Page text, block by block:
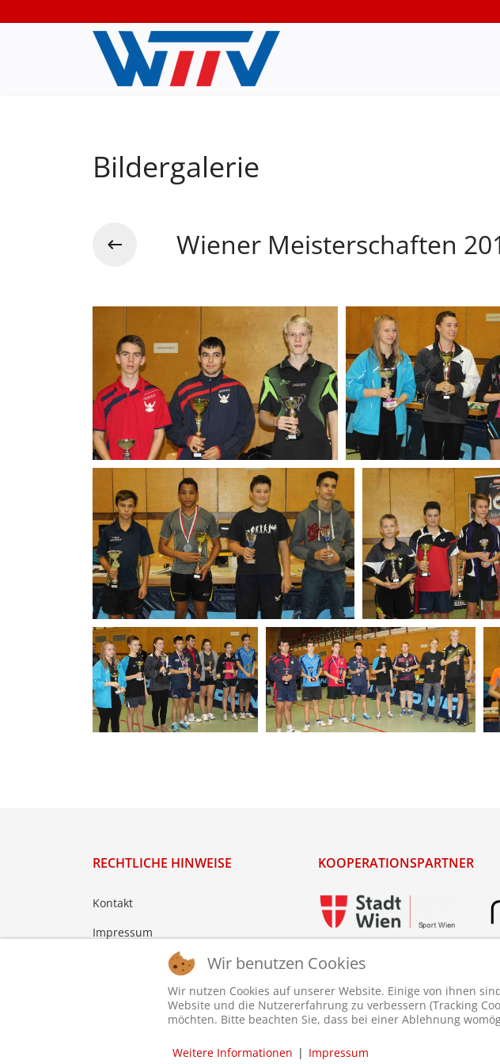
Bildergalerie
Wiener Meisterschaften
RECHTLICHE HINWEISE
Kontakt
Impressum
KOOPERATIONSPARTNER
Wir benutzen Cookies
Wir nutzen Cookies auf unserer Website. Einige von ihnen
Website und die Nutzererfahrung zu verbessern (Tracking
möchten. Bitte beachten Sie, dass bei einer Ablehnung
Weitere Informationen | Impressum